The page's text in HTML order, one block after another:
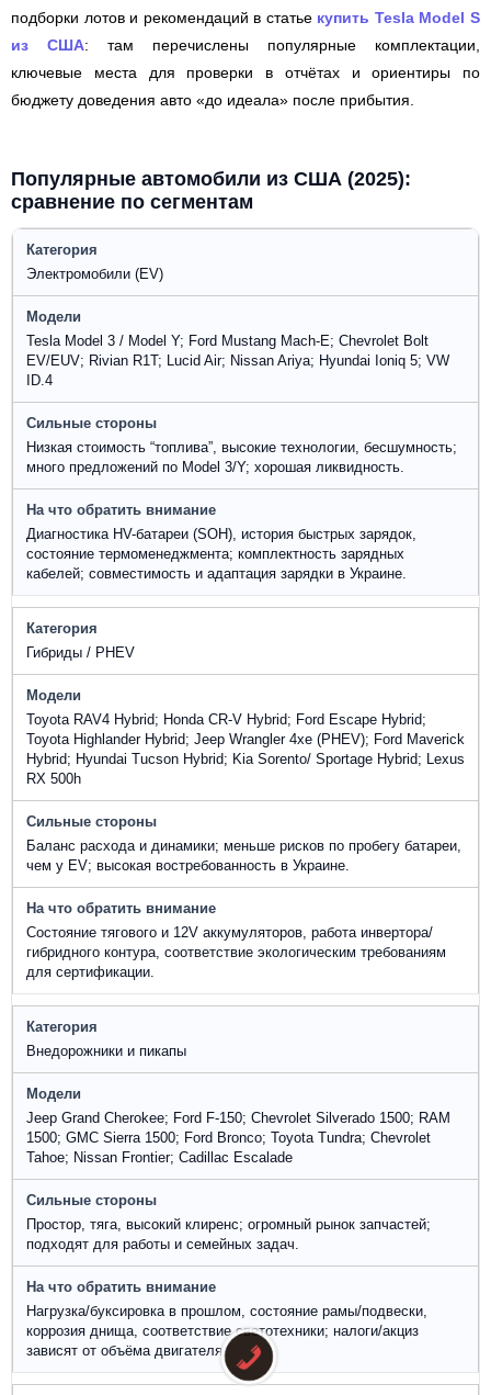
подборки лотов и рекомендаций в статье купить Tesla Model S
из США: там перечислены популярные комплектации,
ключевые места для проверки в отчётах и ориентиры по
бюджету доведения авто «до идеала» после прибытия.
Популярные автомобили из США (2025):
сравнение по сегментам
Электромобили (EV)
Tesla Model 3 / Model Y; Ford Mustang Mach-E; Chevrolet Bolt
EV/EUV; Rivian R1T; Lucid Air; Nissan Ariya; Hyundai Ioniq 5; VW
ID.4
Низкая стоимость “топлива”, высокие технологии, бесшумность;
много предложений по Model 3/Y; хорошая ликвидность.
Диагностика HV-батареи (SOH), история быстрых зарядок,
состояние термоменеджмента; комплектность зарядных
кабелей; совместимость и адаптация зарядки в Украине.
Гибриды / PHEV
Toyota RAV4 Hybrid; Honda CR-V Hybrid; Ford Escape Hybrid;
Toyota Highlander Hybrid; Jeep Wrangler 4xe (PHEV); Ford Maverick
Hybrid; Hyundai Tucson Hybrid; Kia Sorento/ Sportage Hybrid; Lexus
RX 500h
Баланс расхода и динамики; меньше рисков по пробегу батареи,
чем у EV; высокая востребованность в Украине.
Состояние тягового и 12V аккумуляторов, работа инвертора/
гибридного контура, соответствие экологическим требованиям
для сертификации.
Внедорожники и пикапы
Jeep Grand Cherokee; Ford F-150; Chevrolet Silverado 1500; RAM
1500; GMC Sierra 1500; Ford Bronco; Toyota Tundra; Chevrolet
Tahoe; Nissan Frontier; Cadillac Escalade
Простор, тяга, высокий клиренс; огромный рынок запчастей;
подходят для работы и семейных задач.
Нагрузка/буксировка в прошлом, состояние рамы/подвески,
коррозия днища, соответствие светотехники; налоги/акциз
зависят от объёма двигателя.